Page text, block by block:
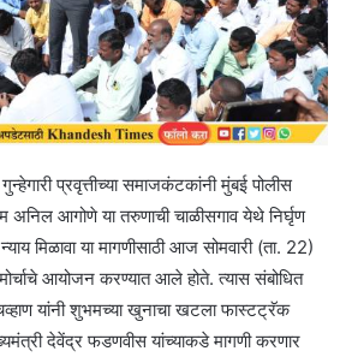
गुन्हेगारी प्रवृत्तीच्या समाजकंटकांनी मुंबई पोलीस
अनिल आगोणे या तरुणाची चाळीसगाव येथे निर्घृण
मिळावा या मागणीसाठी आज सोमवारी (ता. 22)
आयोजन करण्यात आले होते. त्यास संबोधित
यांनी शुभमच्या खुनाचा खटला फास्टट्रॅक
देवेंद्र फडणवीस यांच्याकडे मागणी करणार